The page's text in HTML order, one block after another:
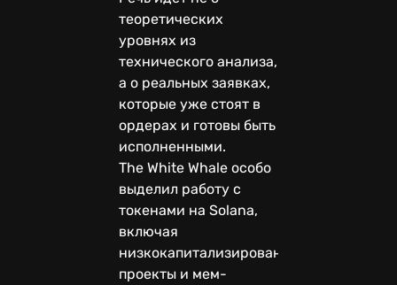
теоретических
уровнях из
технического анализа,
а о реальных заявках,
которые уже стоят в
ордерах и готовы быть
исполненными.
The White Whale особо
выделил работу с
токенами на Solana,
включая
низкокапитализированные
проекты и мем-